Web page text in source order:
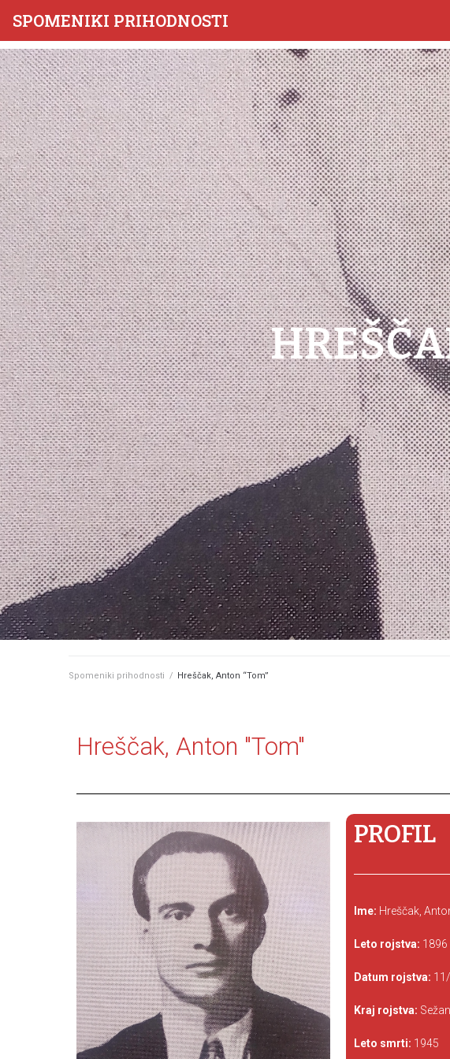
SPOMENIKI PRIHODNOSTI
Spomeniki prihodnosti / Hreščak, Anton “Tom”
Hreščak, Anton "Tom"
PROFIL
Ime: Hreščak,
Leto rojstva: 1896
Datum rojstva:
Kraj rojstva:
Leto smrti: 1945